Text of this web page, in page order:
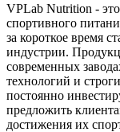
VPLab Nutrition -
спортивного
за короткое время
индустрии.
современных
технологий и
постоянно
предложить
достижения их